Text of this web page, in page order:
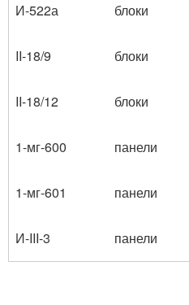
И-522а
блоки
II-18/9
блоки
II-18/12
блоки
1-мг-600
панели
1-мг-601
панели
И-III-3
панели